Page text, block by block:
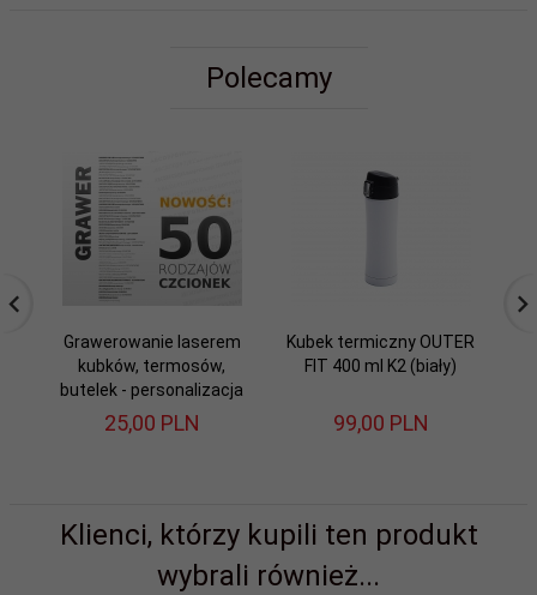
Polecamy
Grawerowanie laserem
kubków, termosów,
butelek - personalizacja
25,00 PLN
Kubek termiczny OUTER
FIT 400 ml K2 (biały)
99,00 PLN
Klienci, którzy kupili ten produkt
wybrali również...